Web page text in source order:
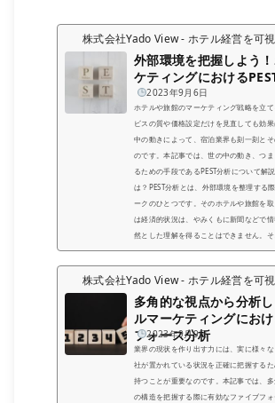
株式会社Yado View - ホテル経営を可
外部環境を把握しよう
ケティングにおける
2023年9月6日
ホテルや旅館のマーケティング戦略を立
ビスの質や価格設定だけを見直しても効
中の動きによって、宿泊業界も刻一刻と
のです。本記事では、世の中の動き、つ
るための手段であるPEST分析について解
は？PEST分析とは、外部環境を整理する
ークのひとつです。そのホテルや旅館を
は経済的状況は、やみくもに新聞などで
然とした理解を得ることはできません。そ
株式会社Yado View - ホテル経営を可
多角的な視点から分析
ルマーケティングにお
フォース分析
2023年9月9日
業界の現状を作り出す力には、実に様々
社が置かれている状況を正確に把握する
持つことが重要なのです。本記事では、
の構造を把握する際に有効なファイブフ